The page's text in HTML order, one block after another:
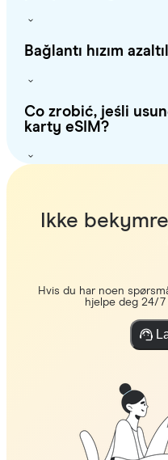
Bağlantı hızım
Co zrobić, jeśli
karty eSIM?
Ikke
Hvis du har noen
hjelpe deg 24/